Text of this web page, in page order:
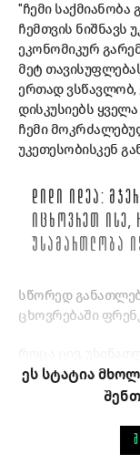
"ჩემი საქმიანობა
ჩემთვის ნიშნავს
ეკონომიკურ
მეტ
ერთად ვსწავლობ,
დისკუსიებს
ჩემი
უკეთესობისკენ
ᲓᲘᲓᲘ ᲘᲓᲔᲐ:
ᲘᲪᲮᲝᲕᲠᲔᲗ ᲘᲡᲔ,
ᲣᲡᲐᲛᲐᲠᲗᲚᲝᲑᲐ
სწორედ
ცხოვრებაში
ეს სტატია